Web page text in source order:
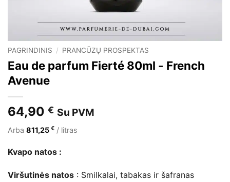
PAGRINDINIS / PRANCŪZŲ PROSPEKTAS
Eau de parfum Fierté 80ml - French
Avenue
64,90 € Su PVM
Arba 811,25 € / litras
Kvapo natos :
Viršutinės natos : Smilkalai, tabakas ir šafranas